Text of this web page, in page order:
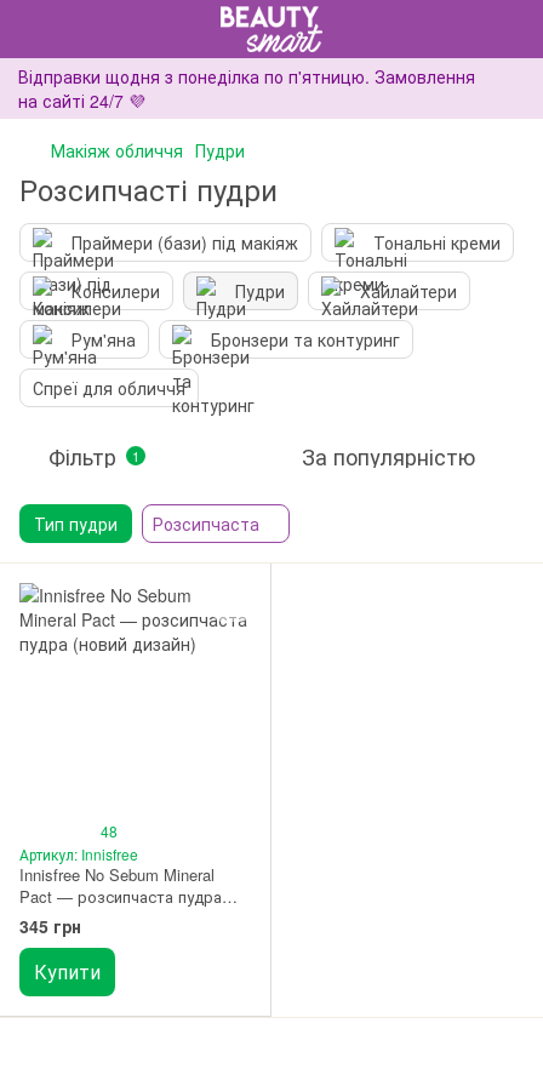
Відправки щодня з понеділка по п'ятницю. Замовлення
на сайті 24/7 💜
Макіяж обличчя Пудри
Розсипчасті пудри
Праймери (бази) під макіяж
Тональні креми
Консилери
Пудри
Хайлайтери
Рум'яна
Бронзери та контуринг
Спреї для обличчя
Фільтр 1 За популярністю
Тип пудри Розсипчаста
48
Артикул: Innisfree
Innisfree No Sebum Mineral
Pact — розсипчаста пудра
(новий дизайн)
345 грн
Купити